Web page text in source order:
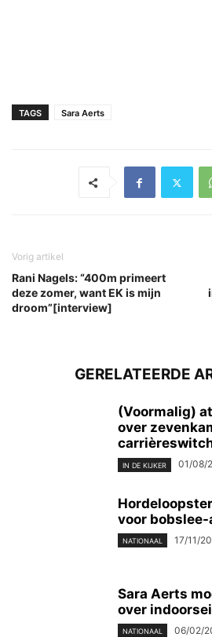
TAGS Sara Aerts
Vorig artikel
Rani Nagels: “400m primeert
deze zomer, want EK is mijn
droom”[interview]
GERELATEERDE
(Voormalig)
over
IN DE KIJKER 01/08/
voor
NATIONAAL 17/11/
Sara Aerts
over
NATIONAAL 06/02/